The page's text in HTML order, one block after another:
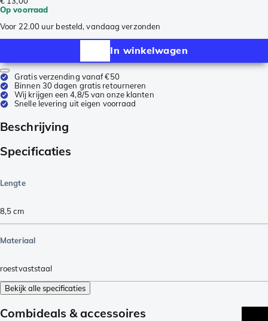
Op voorraad
Voor 22.00 uur besteld, vandaag verzonden
In winkelwagen
Gratis verzending vanaf €50
Binnen 30 dagen gratis retourneren
Wij krijgen een 4,8/5 van onze klanten
Snelle levering uit eigen voorraad
Beschrijving
Specificaties
Lengte
8,5cm
Materiaal
roestvaststaal
Bekijk alle specificaties
Combideals & accessoires